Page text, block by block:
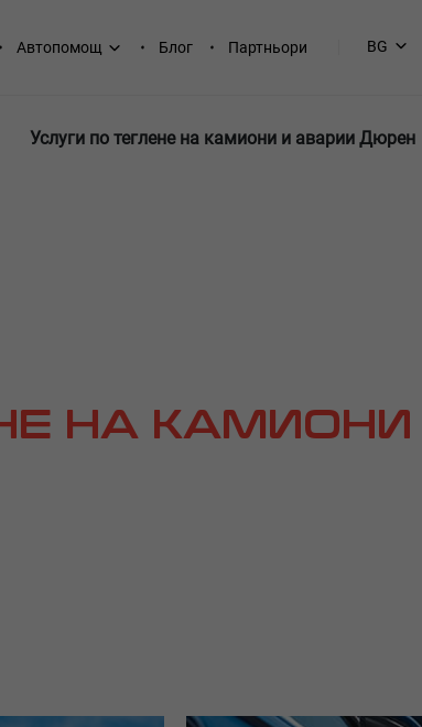
Автопомощ Блог Партньори BG
Услуги по теглене на камиони и аварии Дюрен
НА